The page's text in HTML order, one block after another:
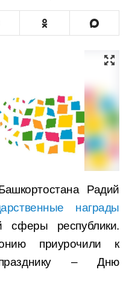
Радий
награды
сферы республики.
приурочили к
празднику – Дню